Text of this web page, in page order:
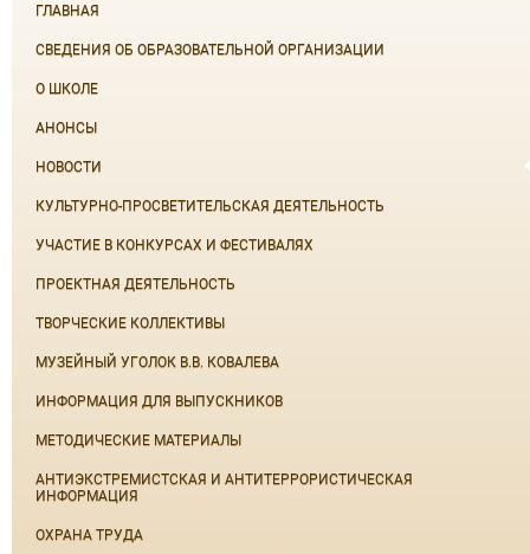
ГЛАВНАЯ
СВЕДЕНИЯ ОБ ОБРАЗОВАТЕЛЬНОЙ ОРГАНИЗАЦИИ
О ШКОЛЕ
АНОНСЫ
НОВОСТИ
КУЛЬТУРНО-ПРОСВЕТИТЕЛЬСКАЯ ДЕЯТЕЛЬНОСТЬ
УЧАСТИЕ В КОНКУРСАХ И ФЕСТИВАЛЯХ
ПРОЕКТНАЯ ДЕЯТЕЛЬНОСТЬ
ТВОРЧЕСКИЕ КОЛЛЕКТИВЫ
МУЗЕЙНЫЙ УГОЛОК В.В. КОВАЛЕВА
ИНФОРМАЦИЯ ДЛЯ ВЫПУСКНИКОВ
МЕТОДИЧЕСКИЕ МАТЕРИАЛЫ
АНТИЭКСТРЕМИСТСКАЯ И АНТИТЕРРОРИСТИЧЕСКАЯ
ИНФОРМАЦИЯ
ОХРАНА ТРУДА